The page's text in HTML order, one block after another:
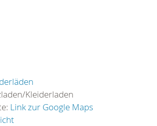
Kleiderladen
Link zur Google Maps